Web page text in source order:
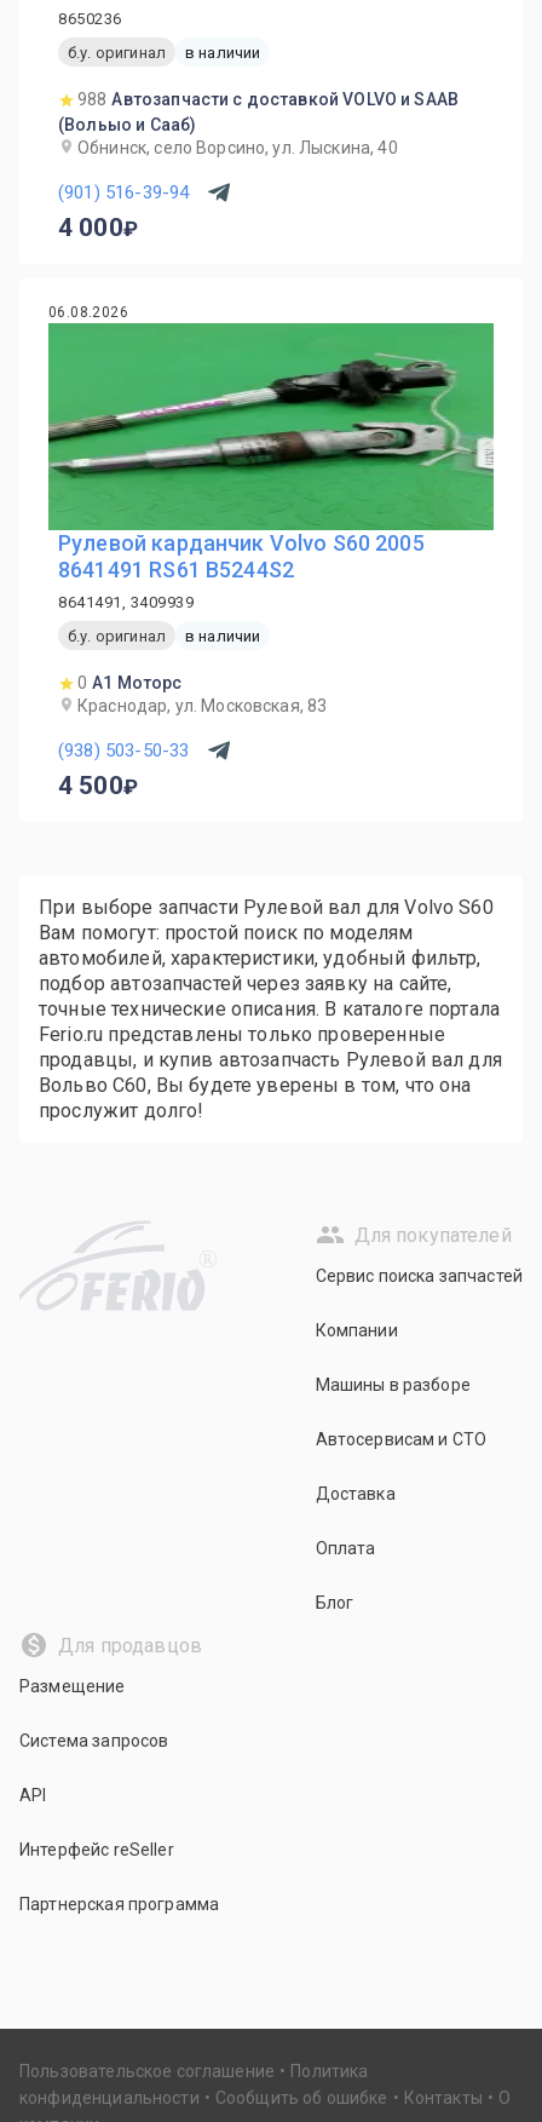
8650236
б.у. оригинал
в наличии
988 Автозапчасти с доставкой VOLVO и SAAB
(Вольыо и Сааб)
Обнинск, село Ворсино, ул. Лыскина, 40
(901) 516-39-94
4 000
06.08.2026
Рулевой карданчик Volvo S60 2005
8641491 RS61 B5244S2
8641491, 3409939
б.у. оригинал
в наличии
0 А1 Моторс
Краснодар, ул. Московская, 83
(938) 503-50-33
4 500
При выборе запчасти Рулевой вал для Volvo S60
Вам помогут: простой поиск по моделям
автомобилей, характеристики, удобный фильтр,
подбор автозапчастей через заявку на сайте,
точные технические описания. В каталоге портала
Ferio.ru представлены только проверенные
продавцы, и купив автозапчасть Рулевой вал для
Вольво С60, Вы будете уверены в том, что она
прослужит долго!
R
Для покупателей
Сервис поиска запчастей
Компании
Машины в разборе
Автосервисам и СТО
Доставка
Оплата
Блог
Для продавцов
Размещение
Система запросов
API
Интерфейс reSeller
Партнерская программа
Пользовательское соглашение
Политика
конфиденциальности
Сообщить об ошибке Контакты
О